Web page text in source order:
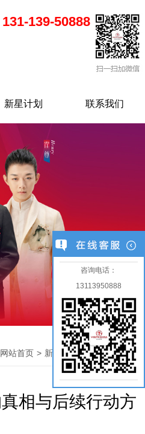
131-139-50888
新星计划 联系我们
网站首页 > 新闻中心 > > 公司新闻
相与后续行动方
咨询电话：
13113950888